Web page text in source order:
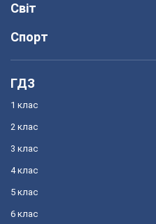
Світ
Спорт
ГДЗ
1 клас
2 клас
3 клас
4 клас
5 клас
6 клас